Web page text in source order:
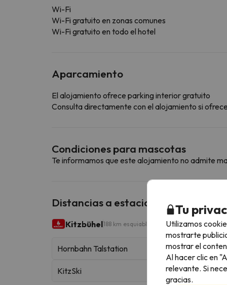
Wi-Fi
Wi-Fi gratuito en zonas comunes
Wi-Fi gratuito en todo el hotel
Aparcamiento
El alojamiento ofrece parking interior gratuito
Consulta directamente con el alojamiento si
Condiciones para mascotas
Te informamos que este alojamiento no admite
Distancias a estaciones de esquí
Kitzbühel188 km esquiables
Hornbahn Talstation
KitzSki
Tu
Utilizamos
mostrarte
mostrar el
Al hacer clic en
relevante. Si
gracias.